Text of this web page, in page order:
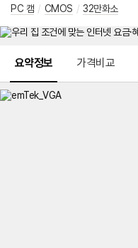
PC 캠 / CMOS / 32만화소
요약정보 가격비교